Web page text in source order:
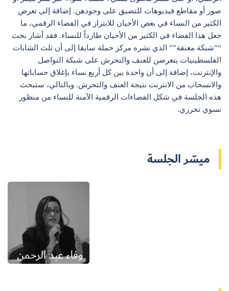
صور أو مقاطع فيديوهات للتضيق على وجودهن. إضافة إلى تعرض
الكثير من النساء في بعض الأحيان للابتزاز في الفضاء الرقمي، ما
جعل هذا الفضاء في الكثير من الأحيان طارداً للنساء. فقد أشار بحث
“”شبكة معنفة”” الذي نشره مركز حملة سابقا إلى أن ثلث الشابات
الفلسطينيات يتعرضن للعنف والتحرش على شبكة التواصل
والإنترنت، إضافة إلى أن واحدة بين كل أربع نساء بإغلاق حساباتها
والانسحاب من الانترنت نتيجة العنف والتحرش. وبالتالي، ستبحث
هذه الجلسة في شكل الفضاءات الرقمية الآمنة للنساء من منظور
نسوي تحرري.
ميسّر الجلسة
وفاء عبد الرحمن